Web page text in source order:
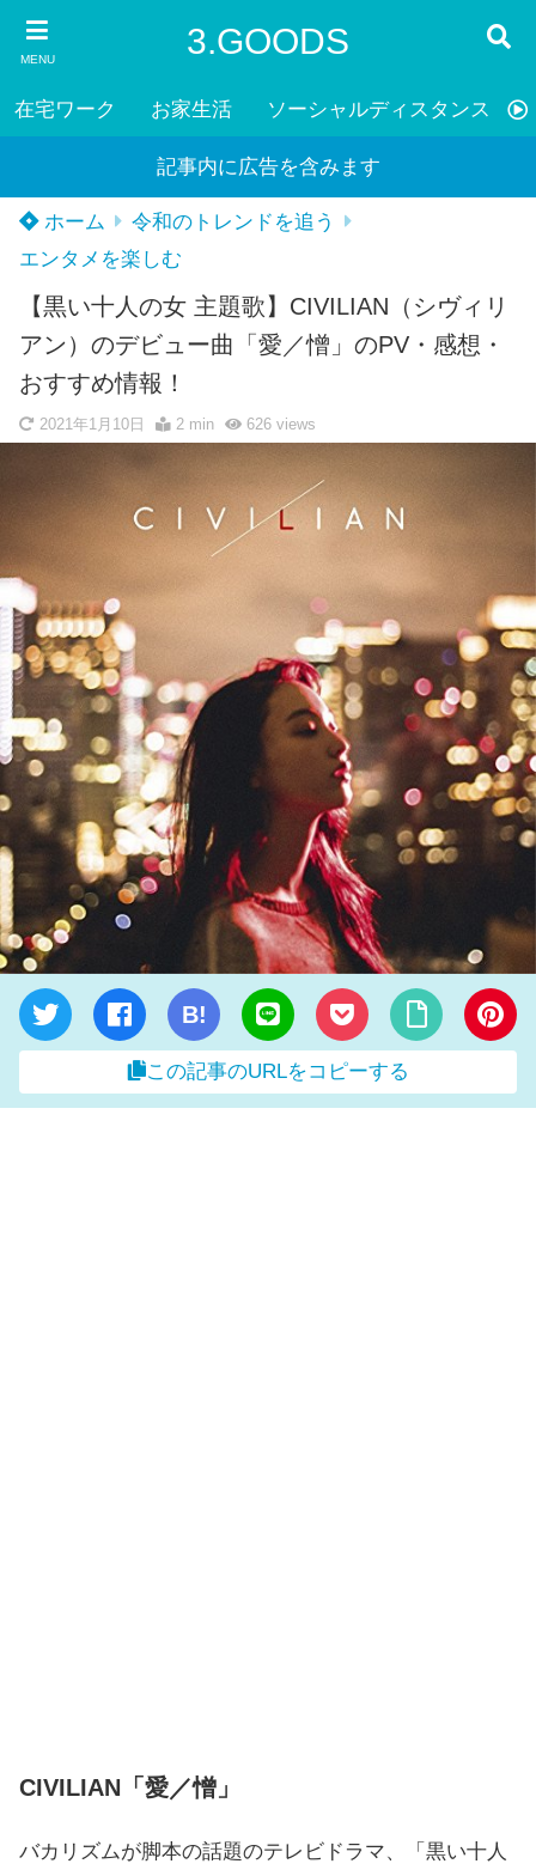
MENU 3.GOODS
在宅ワーク お家生活 ソーシャルディスタンス
記事内に広告を含みます
ホーム
令和のトレンドを追う
エンタメを楽しむ
【黒い十人の女 主題歌】CIVILIAN（シヴィリ
アン）のデビュー曲「愛／憎」のPV・感想・
おすすめ情報！
2021年1月10日 2 min 626views
B!
この記事のURLをコピーする
CIVILIAN「愛／憎」
バカリズムが脚本の話題のテレビドラマ、「黒い十人